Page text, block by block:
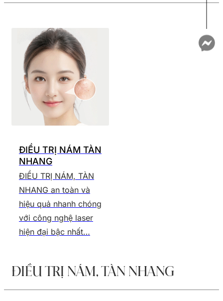
ĐIỀU TRỊ NÁM TÀN
NHANG
ĐIỀU TRỊ NÁM, TÀN
NHANG an toàn và
hiệu quả nhanh chóng
với công nghệ laser
hiện đại bậc nhất…
ĐIỀU TRỊ NÁM, TÀN NHANG